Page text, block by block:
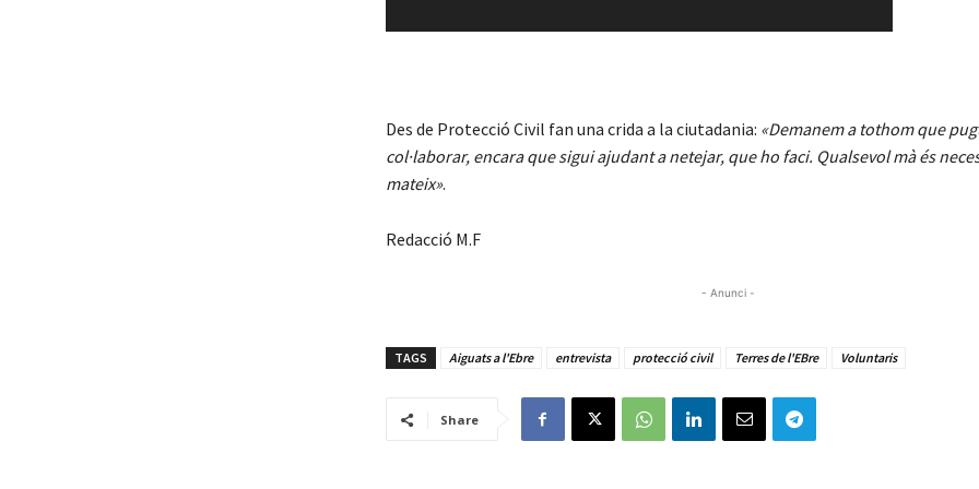
Des de Protecció Civil fan una crida a la ciutadania: «Demanem a tothom que
col·laborar, encara que sigui ajudant a netejar, que ho faci. Qualsevol mà és
mateix».
Redacció M.F
- Anunci -
TAGS Aiguats a l'Ebre entrevista protecció civil Terres de l'EBre Voluntaris
Share